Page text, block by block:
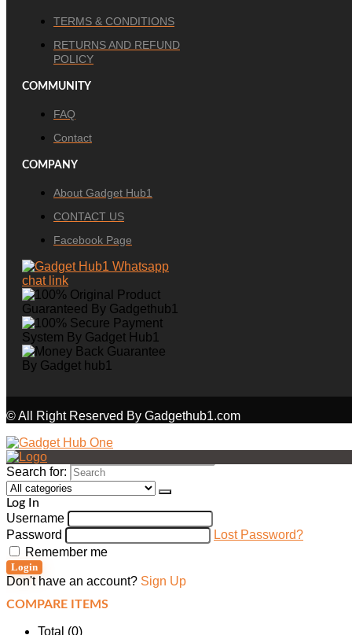
TERMS & CONDITIONS
RETURNS AND REFUND
POLICY
COMMUNITY
FAQ
Contact
COMPANY
About Gadget Hub1
CONTACT US
Facebook Page
© All Right Reserved By Gadgethub1.com
Search for:
Log In
Username
Password
Lost Password?
Remember me
Login
Don't have an account? Sign Up
COMPARE ITEMS
Total (0)